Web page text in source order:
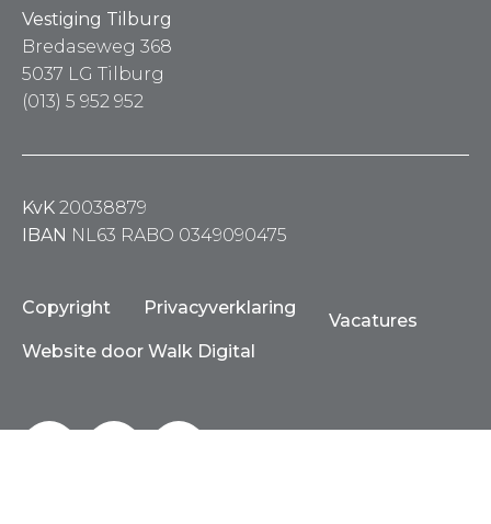
Vestiging Tilburg
Bredaseweg 368
5037 LG Tilburg
(013) 5 952 952
KvK 20038879
IBAN NL63 RABO 0349090475
Copyright Privacyverklaring
Vacatures
Website door Walk Digital